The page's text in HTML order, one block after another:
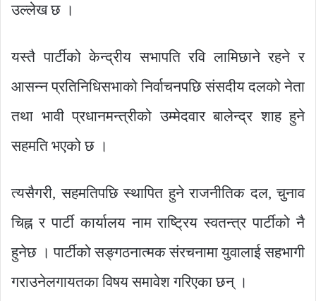
उल्लेख छ ।
यस्तै पार्टीको केन्द्रीय सभापति रवि लामिछाने रहने र
आसन्न प्रतिनिधिसभाको निर्वाचनपछि संसदीय दलको नेता
तथा भावी प्रधानमन्त्रीको उम्मेदवार बालेन्द्र शाह हुने
सहमति भएको छ ।
त्यसैगरी, सहमतिपछि स्थापित हुने राजनीतिक दल, चुनाव
चिह्न र पार्टी कार्यालय नाम राष्ट्रिय स्वतन्त्र पार्टीको नै
हुनेछ । पार्टीको सङ्गठनात्मक संरचनामा युवालाई सहभागी
गराउनेलगायतका विषय समावेश गरिएका छन् ।